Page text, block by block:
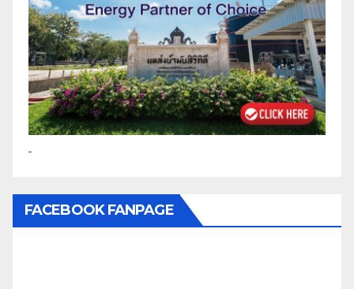
FACEBOOK FANPAGE